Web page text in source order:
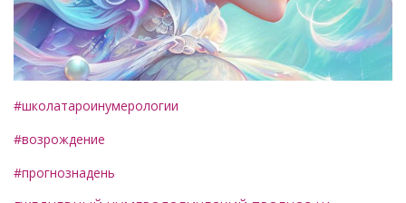
#школатароинумерологии
#возрождение
#прогнознадень